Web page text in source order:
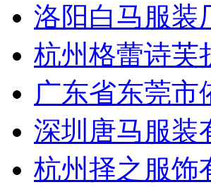
洛阳白马服装
杭州格蕾诗芙
广东省东莞市
深圳唐马服装
杭州择之服饰